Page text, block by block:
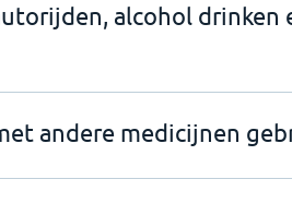
alcohol drinken
andere medicijnen